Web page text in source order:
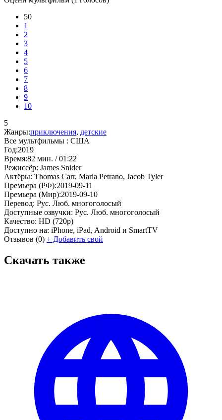
50
1
2
3
4
5
6
7
8
9
10
5
Жанры:приключения, детские
Все мультфильмы : США
Год:2019
Время:82 мин. / 01:22
Режиссёр: James Snider
Актёры: Thomas Carr, Maria Petrano, Jacob Tyler
Премьера (РФ):2019-09-11
Премьера (Мир):2019-09-10
Перевод: Рус. Люб. многоголосый
Доступные озвучки: Рус. Люб. многоголосый
Качество: HD (720p)
Доступно на: iPhone, iPad, Android и SmartTV
Отзывов (0) + Добавить свой
Скачать также